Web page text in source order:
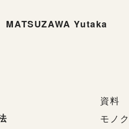
Yutaka
資料
モノ